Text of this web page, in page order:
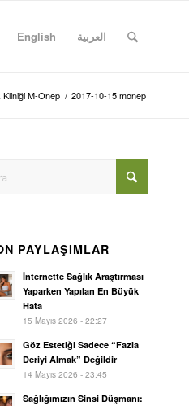
English العربية
Kliniği M-Onep / 2017-10-15 monep
PAYLAŞIMLAR
İnternette Sağlık Araştırması
Yaparken Yapılan En Büyük
Hata
15 Mayıs 2026 - 22:27
Göz Estetiği Sadece “Fazla
Deriyi Almak” Değildir
14 Mayıs 2026 - 23:45
Sağlığımızın Sinsi Düşmanı: